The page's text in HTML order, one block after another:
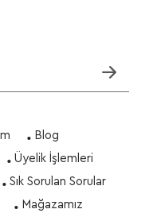
Blog
Üyelik İşlemleri
Sık Sorulan Sorular
Mağazamız